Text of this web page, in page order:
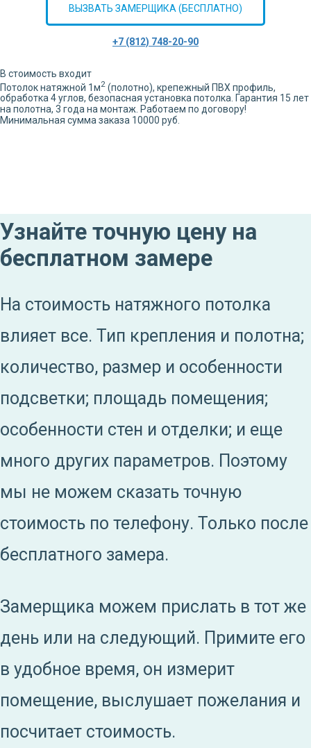
ВЫЗВАТЬ ЗАМЕРЩИКА (БЕСПЛАТНО)
+7 (812) 748-20-90
В стоимость входит
Потолок натяжной 1м2 (полотно), крепежный ПВХ профиль,
обработка4углов, безопасная установка потолка. Гарантия 15 лет
на полотна, 3 года на монтаж. Работаем по договору!
Минимальная сумма заказа 10000 руб.
Узнайте точную цену на
бесплатном замере
На стоимость натяжного потолка
влияет все. Тип крепления и полотна;
количество, размер и особенности
подсветки; площадь помещения;
особенности стен и отделки; и еще
много других параметров. Поэтому
мы не можем сказать точную
стоимость по телефону. Только после
бесплатного замера.
Замерщика можем прислать в тот же
день или на следующий. Примите его
в удобное время, он измерит
помещение, выслушает пожелания и
посчитает стоимость.